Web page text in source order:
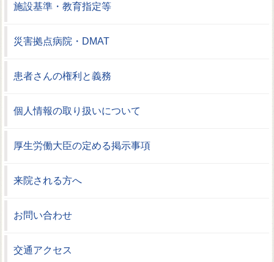
施設基準・教育指定等
災害拠点病院・DMAT
患者さんの権利と義務
個人情報の取り扱いについて
厚生労働大臣の定める掲示事項
来院される方へ
お問い合わせ
交通アクセス